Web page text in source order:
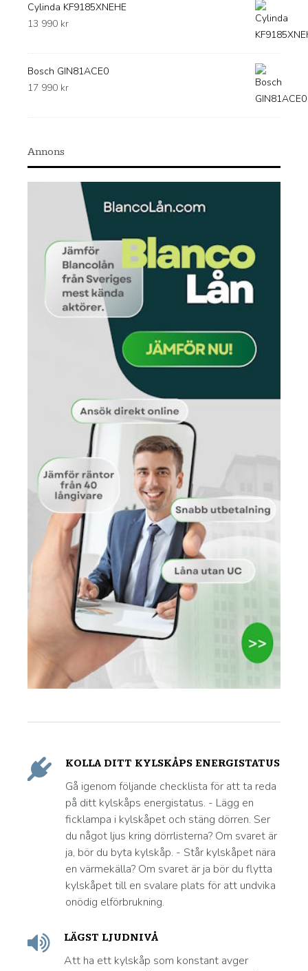
Cylinda KF9185XNEHE
13 990 kr
Bosch GIN81ACE0
17 990 kr
Annons
KOLLA DITT KYLSKÅPS ENERGISTATUS
Gå igenom följande checklista för att ta reda
på ditt kylskåps energistatus. - Lägg en
ficklampa i kylskåpet och stäng dörren. Ser
du något ljus kring dörrlisterna? Om svaret är
ja, bör du byta kylskåp. - Står kylskåpet nära
en värmekälla? Om svaret är ja bör du flytta
kylskåpet till en svalare plats för att undvika
onödig elförbrukning.
LÄGST LJUDNIVÅ
Att ha ett kylskåp som konstant avger